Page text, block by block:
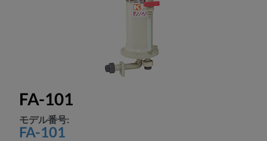
FA-101
モデル番号:
FA-101